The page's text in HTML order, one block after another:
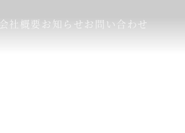
会社概要お知らせお問い合わせ